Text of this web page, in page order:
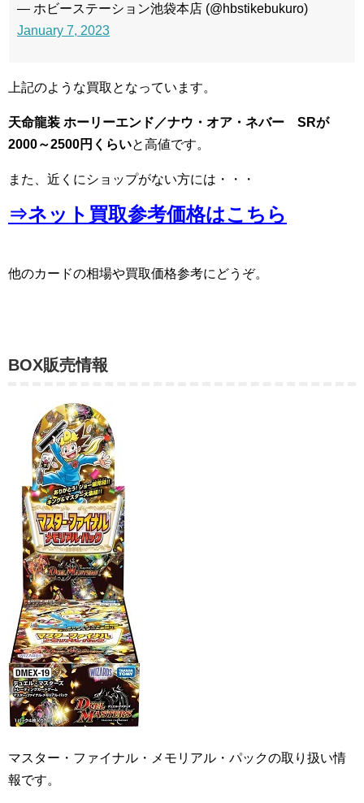
— ホビーステーション池袋本店 (@hbstikebukuro)
January 7, 2023
上記のような買取となっています。
天命龍装 ホーリーエンド／ナウ・オア・ネバー SRが
2000～2500円くらいと高値です。
また、近くにショップがない方には・・・
⇒ネット買取参考価格はこちら
他のカードの相場や買取価格参考にどうぞ。
BOX販売情報
マスター・ファイナル・メモリアル・パックの取り扱い情
報です。